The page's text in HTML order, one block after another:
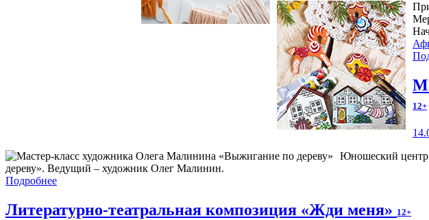
12+
Юношеский центр
дереву». Ведущий – художник Олег Малинин.
Подробнее
Литературно-театральная композиция «Жди меня» 12+